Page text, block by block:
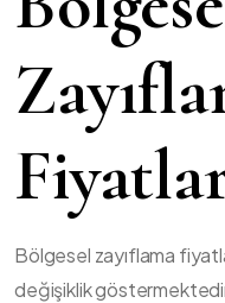
Bölgesel zayıflama
değişiklik